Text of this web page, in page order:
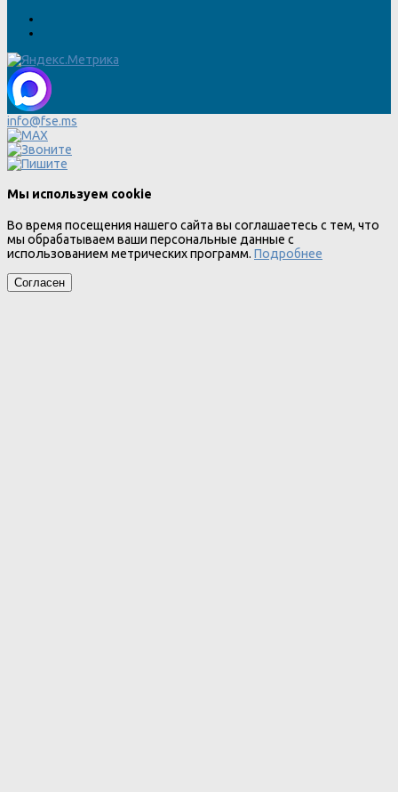
info@fse.ms
Мы используем cookie
Во время посещения нашего сайта вы соглашаетесь с тем, что
мы обрабатываем ваши персональные данные с
использованием метрических программ. Подробнее
Согласен